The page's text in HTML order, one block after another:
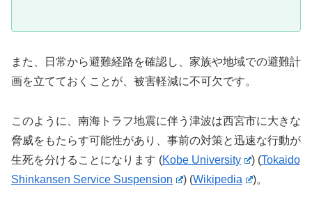
また、日常から避難経路を確認し、家族や地域での避難計
画を立てておくことが、被害軽減に不可欠です。
このように、南海トラフ地震に伴う津波は西宮市に大きな
脅威をもたらす可能性があり、事前の対策と迅速な行動が
生死を分けることになります​ (Kobe University )(Tokaido
Shinkansen Service Suspension
)(Wikipedia )。